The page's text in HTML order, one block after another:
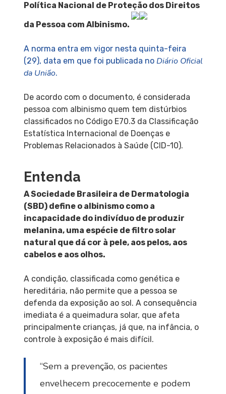
Política Nacional de Proteção dos Direitos
da Pessoa com Albinismo.
A norma entra em vigor nesta quinta-feira
(29), data em que foi publicada no Diário Oficial
da União.
De acordo com o documento, é considerada
pessoa com albinismo quem tem distúrbios
classificados no Código E70.3 da Classificação
Estatística Internacional de Doenças e
Problemas Relacionados à Saúde (CID-10).
Entenda
A Sociedade Brasileira de Dermatologia
(SBD) define o albinismo como a
incapacidade do indivíduo de produzir
melanina, uma espécie de filtro solar
natural que dá cor à pele, aos pelos, aos
cabelos e aos olhos.
A condição, classificada como genética e
hereditária, não permite que a pessoa se
defenda da exposição ao sol. A consequência
imediata é a queimadura solar, que afeta
principalmente crianças, já que, na infância, o
controle à exposição é mais difícil.
“Sem a prevenção, os pacientes
envelhecem precocemente e podem